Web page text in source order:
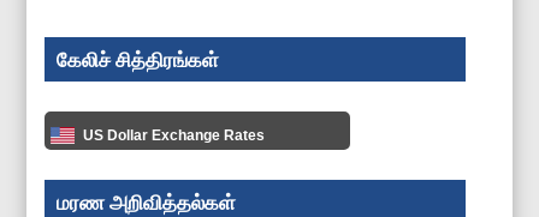
கேலிச் சித்திரங்கள்
US Dollar Exchange Rates
மரண அறிவித்தல்கள்